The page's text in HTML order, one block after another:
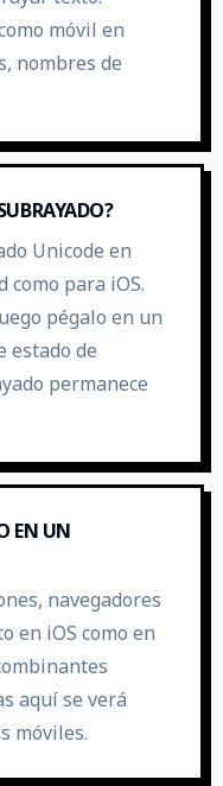
móvil en
nombres de
Unicode en
para iOS.
pégalo en un
estado de
permanece
EN UN
navegadores
en iOS como en
aquí se verá
móviles.